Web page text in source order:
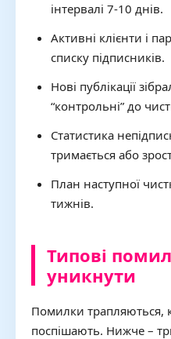
інтервалі 7-10 днів.
Активні клієнти і
списку підписників.
Нові публікації
“контрольні” до
Статистика
тримається або
План наступної
тижнів.
Типові
уникнути
Помилки трапляються,
поспішають. Нижче –